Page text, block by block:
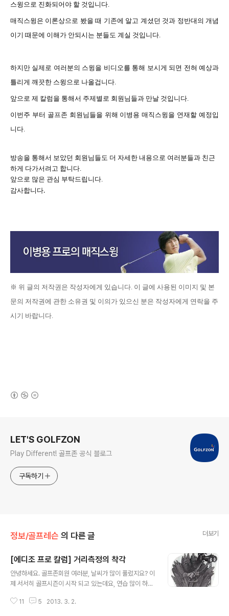
스윙으로 진화되어야 할 것입니다.
매직스윙은 이론상으로 봤을 때 기존에 알고 계셨던 것과 정반대의 개념
이기 때문에 이해가 안되시는 분들도 계실 것입니다.
하지만 실제로 여러분의 스윙을 비디오를 통해 보시게 되면 전혀 예상과
틀리게 깨끗한 스윙으로 나올겁니다.
앞으로 제 칼럼을 통해서 주제별로 회원님들과 만날 것입니다.
이번주 부터 골프존 회원님들을 위해 이병용 매직스윙을 연재할 예정입
니다.
방송을 통해서 보았던 회원님들도 더 자세한 내용으로 여러분들과 친근
하게 다가서려고 합니다.
앞으로 많은 관심 부탁드립니다.
감사합니다.
※ 위 글의 저작권은 작성자에게 있습니다 이 글에 사용된 이미지 및 본
문의 저작권에 관한 소유권 및 이의가 있으신 분은 작성자에게 연락을 주
시기 바랍니다
LET'S GOLFZON
Play Different! 골프존 공식 블로그
구독하기
정보/골프레슨 의 다른 글 더보기
[에디조 프로 칼럼] 거리측정의 착각
안녕하세요. 골프존회원 여러분, 날씨가 많이 풀렸지요? 이
제 서서히 골프시즌이 시작 되고 있는데요, 연습 많이 하시
운딩을 하시는 분들이 계시더라구요. 아직 쌀쌀한 기운이
11 5 2013. 3. 2.